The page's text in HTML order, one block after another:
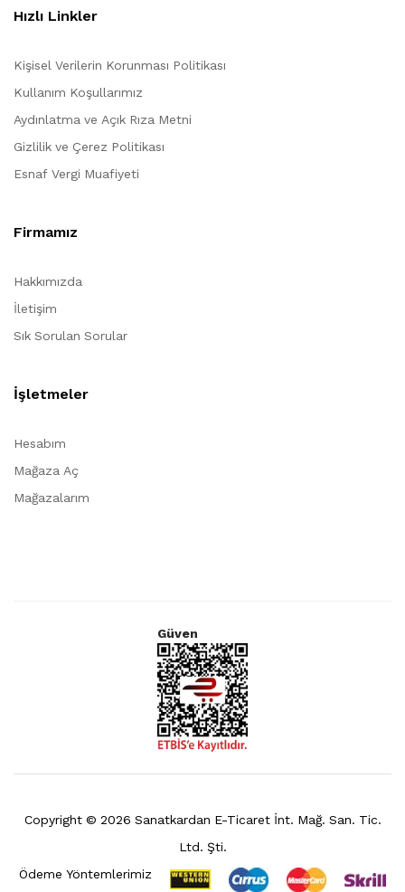
Hızlı Linkler
Kişisel Verilerin Korunması Politikası
Kullanım Koşullarımız
Aydınlatma ve Açık Rıza Metni
Gizlilik ve Çerez Politikası
Esnaf Vergi Muafiyeti
Firmamız
Hakkımızda
İletişim
Sık Sorulan Sorular
İşletmeler
Hesabım
Mağaza Aç
Mağazalarım
Güven
Copyright © 2026 Sanatkardan E-Ticaret İnt. Mağ. San. Tic.
Ltd. Şti.
Ödeme Yöntemlerimiz